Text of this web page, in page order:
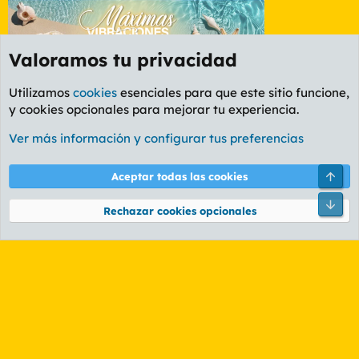
Foro General
Cookies
PL OLDSTYLE AMARILLO
Términos y reglas Política de privacidad Ayuda
Community platform by XenForo® © 2010-2026 XenForo Ltd.
Valoramos tu privacidad
Utilizamos cookies esenciales para que este sitio funcione,
y cookies opcionales para mejorar tu experiencia.
Ver más información y configurar tus preferencias
Aceptar todas las cookies
Rechazar cookies opcionales
Pie